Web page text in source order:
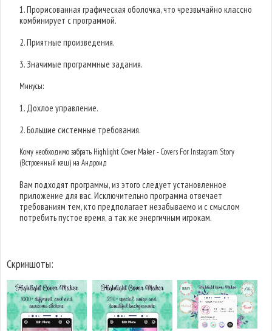
1. Прорисованная графическая оболочка, что чрезвычайно классно
комбинирует с программой.
2. Приятные произведения.
3. Значимые программные задания.
Минусы:
1. Дохлое управление.
2. Большие системные требования.
Кому необходимо забрать Highlight Cover Maker - Covers For Instagram Story
(Встроенный кеш) на Андроид
Вам подходят программы, из этого следует установленное
приложение для вас. Исключительно программа отвечает
требованиям тем, кто предполагает незабываемо и с смыслом
потребить пустое время, а так же энергичным игрокам.
Скриншоты: